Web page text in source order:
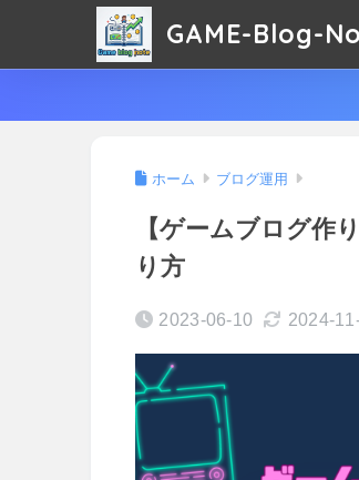
GAME-Blog-
ホーム ブログ運用
【ゲームブログ作
り方
2023-06-10 2024-